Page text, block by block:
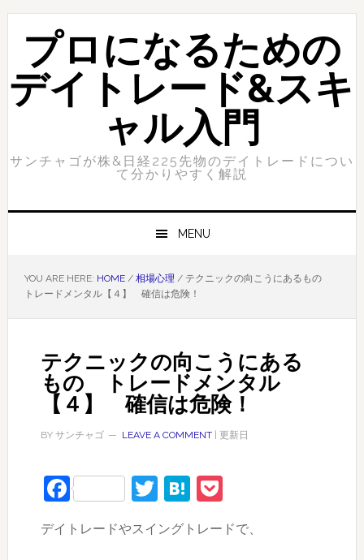
Skip
primary
navigation
Skip
contentプロになるための
デイトレード&スキ
ャル入門
サンチャゴが株&日経225先物のデイトレードについ
て分かりやすく解説
MENU
YOU ARE HERE: HOME / 相場心理 /テクニックの向こうにあるもの
トレードメンタル【４】 確信は危険！
テクニックの向こうにある
もの トレードメンタル
【４】 確信は危険！
BY サンチャゴ LEAVE A COMMENT| 更新日
FacebookTwitterHatena
Pocket
デイトレードやスイングトレードで、